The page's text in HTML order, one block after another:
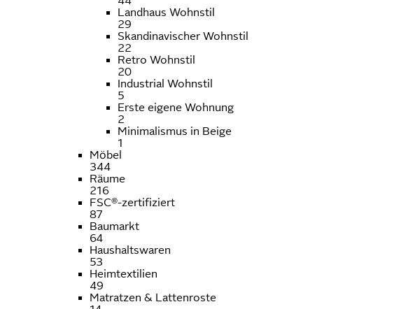
Landhaus Wohnstil
29
Skandinavischer Wohnstil
22
Retro Wohnstil
20
Industrial Wohnstil
5
Erste eigene Wohnung
2
Minimalismus in Beige
1
Möbel
344
Räume
216
FSC®-zertifiziert
87
Baumarkt
64
Haushaltswaren
53
Heimtextilien
49
Matratzen & Lattenroste